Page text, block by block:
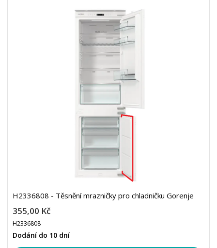
H2336808 - Těsnění mrazničky pro chladničku Gorenje
355,00 Kč
H2336808
Dodání do 10 dní